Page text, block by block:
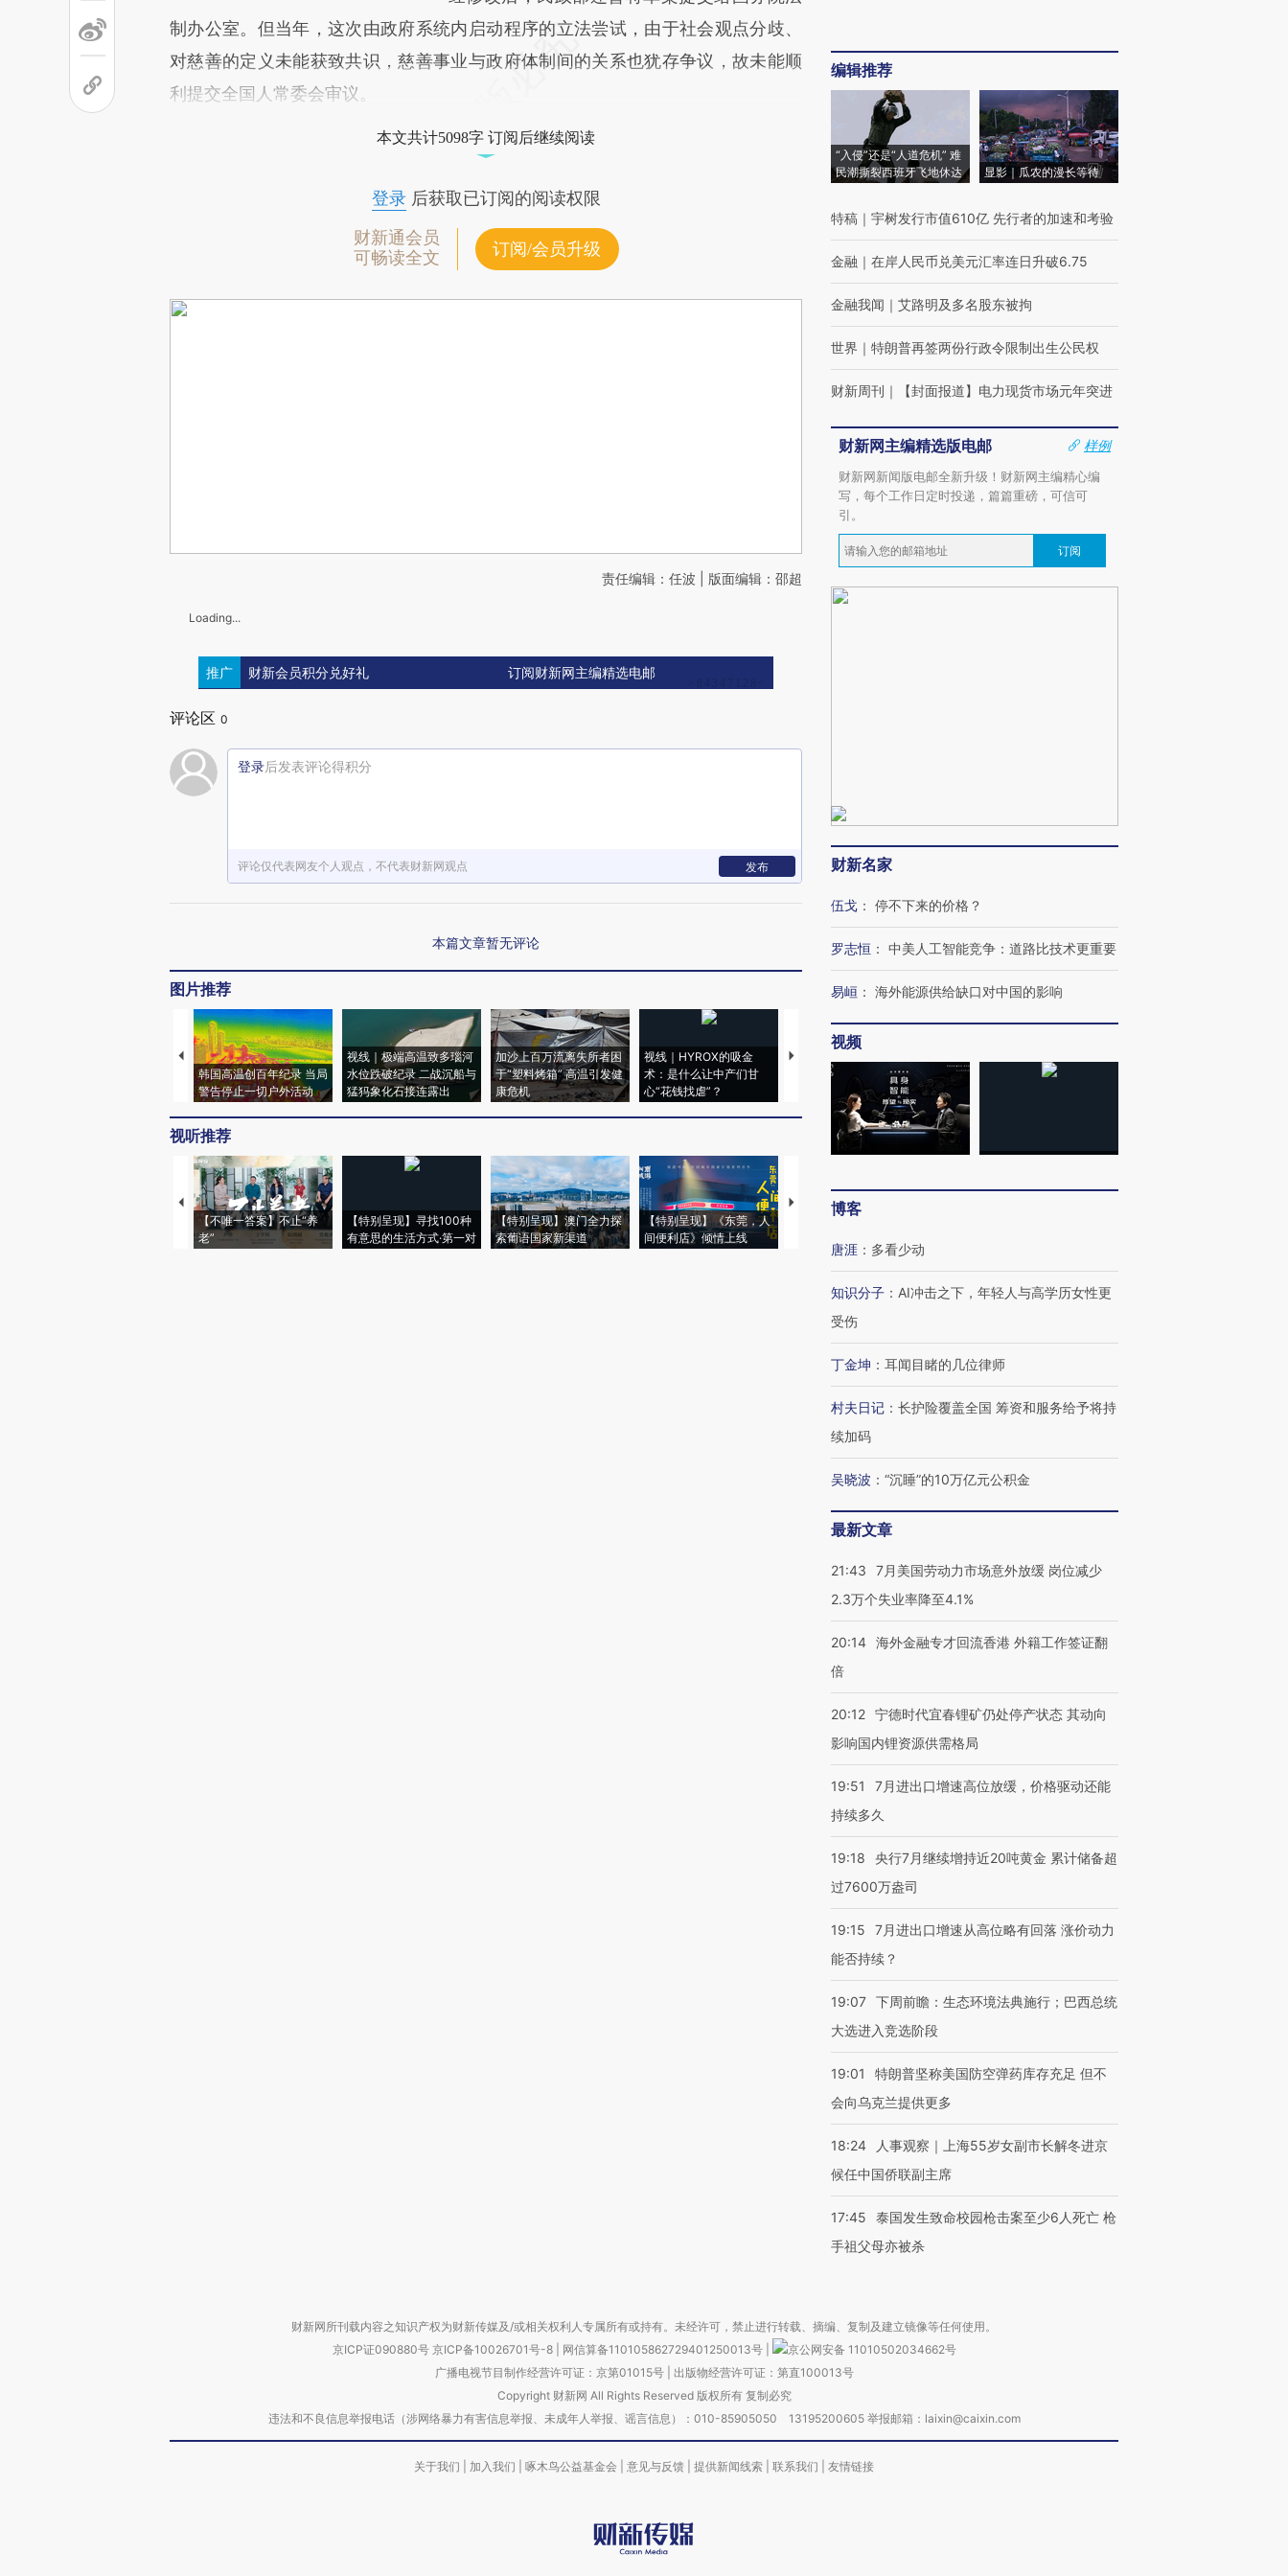
制办公室。但当年，这次由政府系统内启动程序的立法尝试，由于社会观点分歧、
对慈善的定义未能获致共识，慈善事业与政府体制间的关系也犹存争议，故未能顺
利提交全国人常委会审议。
本文共计5098字 订阅后继续阅读
登录后获取已订阅的阅读权限
财新通会员
可畅读全文
订阅/会员升级
责任编辑：任波 | 版面编辑：邵超
Loading...
推广 财新会员积分兑好礼 订阅财新网主编精选电邮
评论区 0
登录后发表评论得积分
评论仅代表网友个人观点，不代表财新网观点 发布
本篇文章暂无评论
图片推荐
韩国高温创百年纪录 当局
警告停止一切户外活动
视线｜极端高温致多瑙河
水位跌破纪录 二战沉船与
猛犸象化石接连露出
加沙上百万流离失所者困
于“塑料烤箱” 高温引发健
康危机
视线｜HYROX的吸金
术：是什么让中产们甘
心“花钱找虐”？
马航飞行员跨国走私7万
粒摇头丸 尿检体内含3种
度Z世代 用街头抗争将教
育部长拱下台
视听推荐
【不唯一答案】不止“养
老”
【特别呈现】寻找100种
有意思的生活方式·第一对
【特别呈现】澳门全力探
索葡语国家新渠道
【特别呈现】《东莞，人
间便利店》倾情上线
【推广】走进第四届链博
会，让数智科技“链”接产
编辑推荐
“入侵”还是“人道危机” 难
民潮撕裂西班牙飞地休达
显影｜瓜农的漫长等待
特稿 ｜ 宇树发行市值610亿 先行者的加速和考验
金融 ｜ 在岸人民币兑美元汇率连日升破6.75
金融我闻 ｜ 艾路明及多名股东被拘
世界 ｜ 特朗普再签两份行政令限制出生公民权
财新周刊 ｜ 【封面报道】电力现货市场元年突进
财新网主编精选版电邮
样例
财新网新闻版电邮全新升级！财新网主编精心编
写，每个工作日定时投递，篇篇重磅，可信可
引。
订阅
财新名家
伍戈 ： 停不下来的价格？
罗志恒 ： 中美人工智能竞争：道路比技术更重要
易峘 ： 海外能源供给缺口对中国的影响
视频
博客
唐涯 ： 多看少动
知识分子 ： AI冲击之下，年轻人与高学历女性更
受伤
丁金坤 ： 耳闻目睹的几位律师
村夫日记 ： 长护险覆盖全国 筹资和服务给予将持
续加码
吴晓波 ： “沉睡”的10万亿元公积金
最新文章
21:43
7月美国劳动力市场意外放缓 岗位减少
2.3万个失业率降至4.1%
20:14 海外金融专才回流香港 外籍工作签证翻
倍
20:12 宁德时代宜春锂矿仍处停产状态 其动向
影响国内锂资源供需格局
19:51
7月进出口增速高位放缓，价格驱动还能
持续多久
19:18
央行7月继续增持近20吨黄金 累计储备超
过7600万盎司
19:15
7月进出口增速从高位略有回落 涨价动力
能否持续？
19:07 下周前瞻：生态环境法典施行；巴西总统
大选进入竞选阶段
19:01
特朗普坚称美国防空弹药库存充足 但不
会向乌克兰提供更多
18:24
人事观察｜上海55岁女副市长解冬进京
候任中国侨联副主席
17:45
泰国发生致命校园枪击案至少6人死亡 枪
手祖父母亦被杀
财新网所刊载内容之知识产权为财新传媒及/或相关权利人专属所有或持有。未经许可，禁止进行转载、摘编、复制及建立镜像等任何使用。
京ICP证090880号 京ICP备10026701号-8 网信算备110105862729401250013号
京公网安备 11010502034662号
广播电视节目制作经营许可证：京第01015号| 出版物经营许可证：第直100013号
Copyright 财新网 All Rights Reserved 版权所有 复制必究
违法和不良信息举报电话（涉网络暴力有害信息举报、未成年人举报、谣言信息）：010-85905050 13195200605 举报邮箱：laixin@caixin.com
关于我们 加入我们 啄木鸟公益基金会 意见与反馈 提供新闻线索 联系我们 友情链接